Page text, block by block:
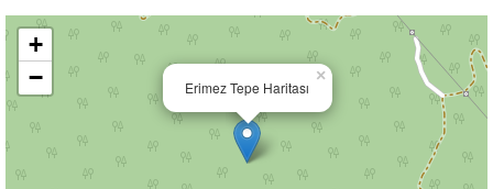
Erimez Tepe Haritası
×
+
−